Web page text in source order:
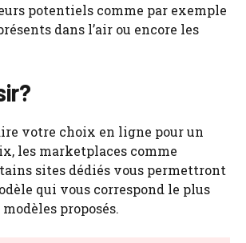
potentiels comme par exemple
dans l’air ou encore les
votre choix en ligne pour un
les marketplaces comme
sites dédiés vous permettront
qui vous correspond le plus
proposés.